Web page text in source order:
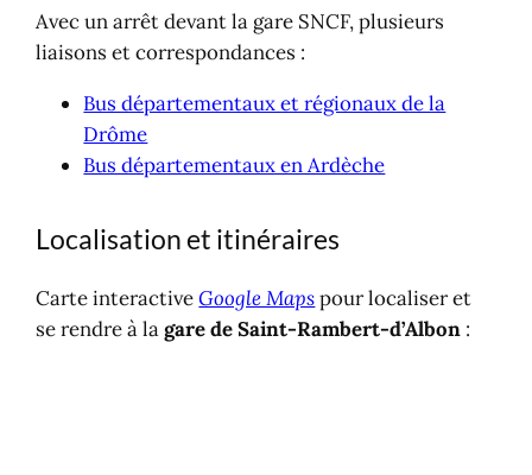
Avec un arrêt devant la gare SNCF, plusieurs
liaisons et correspondances :
Bus départementaux et régionaux de la
Drôme
Bus départementaux en Ardèche
Localisation et itinéraires
Carte interactiveGoogle Mapspour localiser et
se rendre à lagare de Saint-Rambert-d’Albon :